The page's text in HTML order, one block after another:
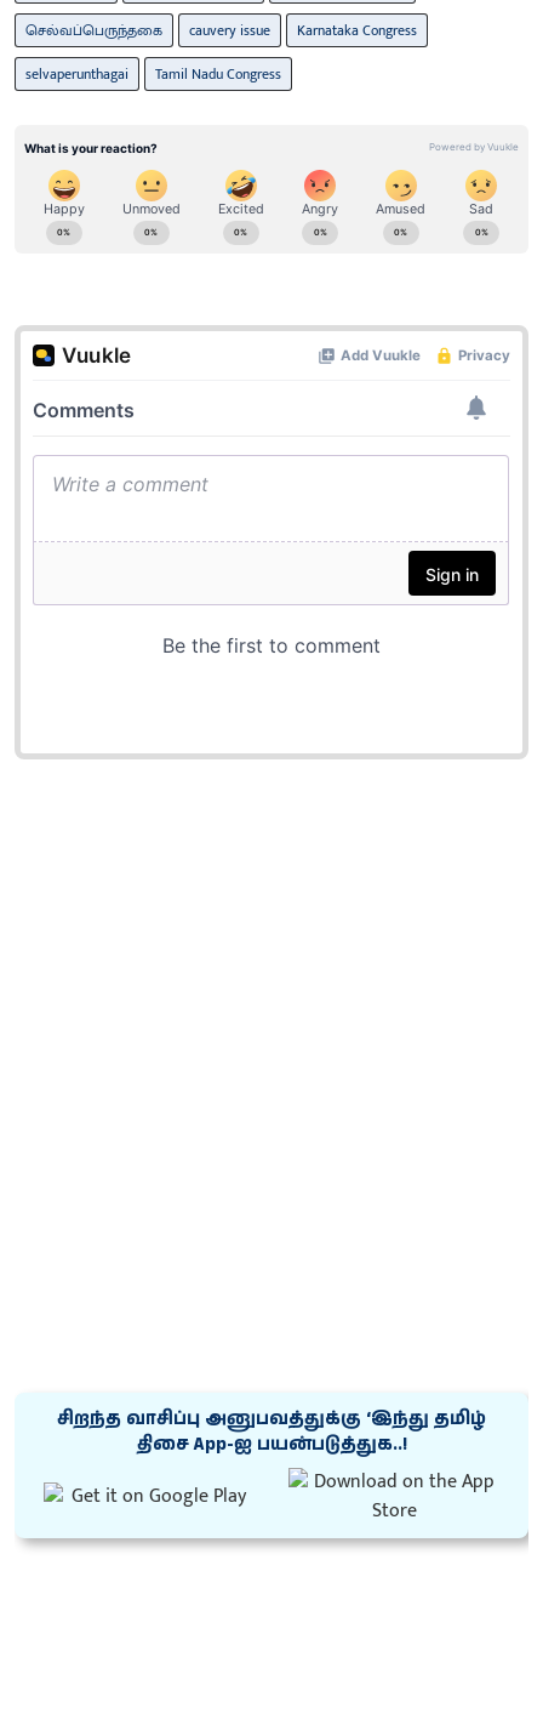
செல்வப்பெருந்தகை
cauvery issue
Karnataka Congress
selvaperunthagai
Tamil Nadu Congress
சிறந்த வாசிப்பு அனுபவத்துக்கு ‘இந்து தமிழ்
திசை App-ஐ பயன்படுத்துக..!